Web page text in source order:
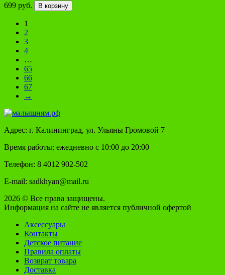
699 руб. В корзину
1
2
3
4
…
65
66
67
→
Адрес: г. Калининград, ул. Ульяны Громовой 7
Время работы: ежедневно с 10:00 до 20:00
Телефон: 8 4012 902-502
E-mail: sadkhyan@mail.ru
2026 © Все права защищены.
Информация на сайте не является публичной офертой
Аксессуары
Контакты
Детское питание
Правила оплаты
Возврат товара
Доставка